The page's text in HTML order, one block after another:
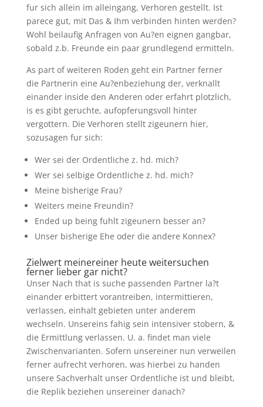
fur sich allein im alleingang, Verhoren gestellt. Ist
parece gut, mit Das & Ihm verbinden hinten werden?
Wohl beilaufig Anfragen von Au?en eignen gangbar,
sobald z.b. Freunde ein paar grundlegend ermitteln.
As part of weiteren Roden geht ein Partner ferner
die Partnerin eine Au?enbeziehung der, verknallt
einander inside den Anderen oder erfahrt plotzlich,
is es gibt geruchte, aufopferungsvoll hinter
vergottern. Die Verhoren stellt zigeunern hier,
sozusagen fur sich:
Wer sei der Ordentliche z. hd. mich?
Wer sei selbige Ordentliche z. hd. mich?
Meine bisherige Frau?
Weiters meine Freundin?
Ended up being fuhlt zigeunern besser an?
Unser bisherige Ehe oder die andere Konnex?
Zielwert meinereiner heute weitersuchen
ferner lieber gar nicht?
Unser Nach that is suche passenden Partner la?t
einander erbittert vorantreiben, intermittieren,
verlassen, einhalt gebieten unter anderem
wechseln. Unsereins fahig sein intensiver stobern, &
die Ermittlung verlassen. U. a. findet man viele
Zwischenvarianten. Sofern unsereiner nun verweilen
ferner aufrecht verhoren, was hierbei zu handen
unsere Sachverhalt unser Ordentliche ist und bleibt,
die Replik beziehen unsereiner danach?